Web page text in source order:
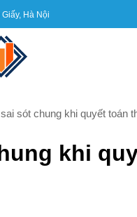
Hà Nội
sót chung khi quyết toán
khi